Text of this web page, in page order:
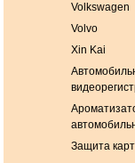
Volkswagen
Volvo
Xin Kai
Защита